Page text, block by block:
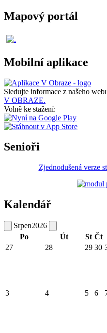
Mapový portál
Mobilní aplikace
Sledujte informace z našeho
V OBRAZE.
Volně ke stažení:
Senioři
Zjednodušená verze
Kalendář
Srpen2026
Po
Út St Čt
27
28 29 30
3 4 5 6